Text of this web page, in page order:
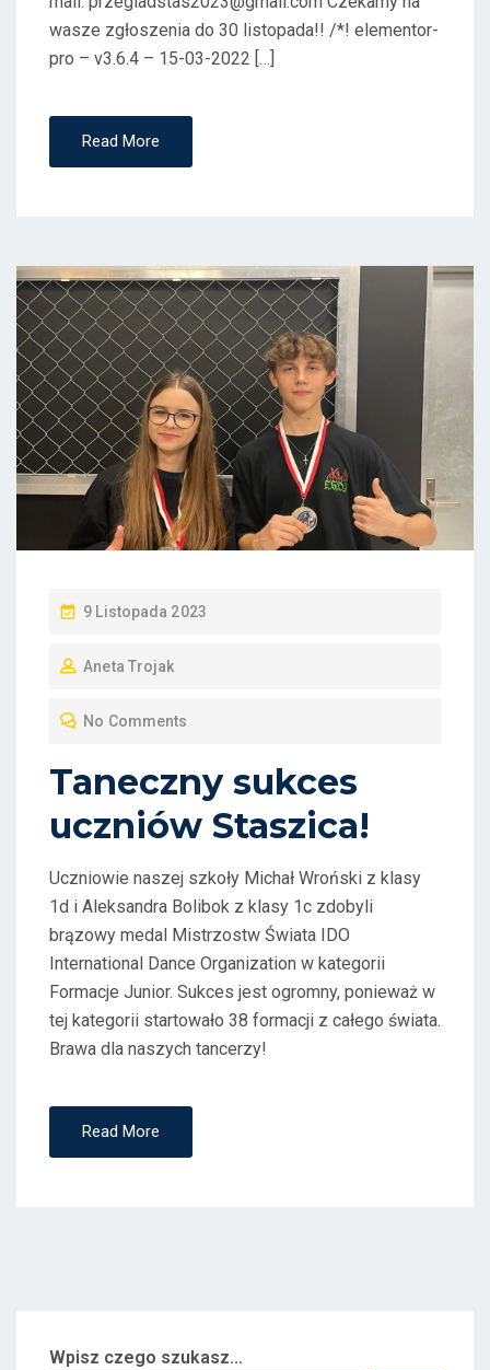
wasze zgłoszenia do 30 listopada!! /*! elementor-
pro – v3.6.4 – 15-03-2022 […]
Read More
P
S
O
N
9 Listopada 2023
Aneta Trojak
No Comments
Taneczny sukces
uczniów Staszica!
Uczniowie naszej szkoły Michał Wroński z klasy
1d i Aleksandra Bolibok z klasy 1c zdobyli
brązowy medal Mistrzostw Świata IDO
International Dance Organization w kategorii
Formacje Junior. Sukces jest ogromny, ponieważ w
tej kategorii startowało 38 formacji z całego świata.
Brawa dla naszych tancerzy!
Read More
Wpisz czego szukasz...